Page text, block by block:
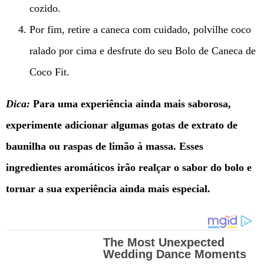
cozido.
Por fim, retire a caneca com cuidado, polvilhe coco
ralado por cima e desfrute do seu Bolo de Caneca de
Coco Fit.
Dica: Para uma experiência ainda mais saborosa,
experimente adicionar algumas gotas de extrato de
baunilha ou raspas de limão à massa. Esses
ingredientes aromáticos irão realçar o sabor do bolo e
tornar a sua experiência ainda mais especial.